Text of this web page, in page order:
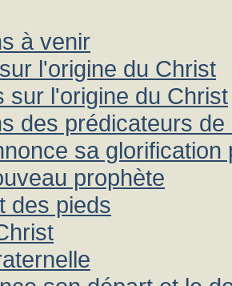
à venir
l'origine du Christ
sur l'origine du Christ
des prédicateurs de
sa glorification
prophète
des pieds